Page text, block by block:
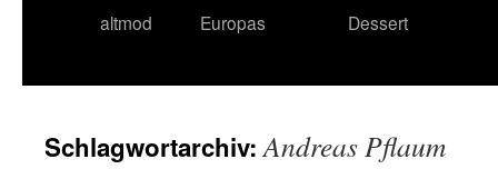
altmod
Europas
Dessert
Schlagwortarchiv:Andreas Pflaum